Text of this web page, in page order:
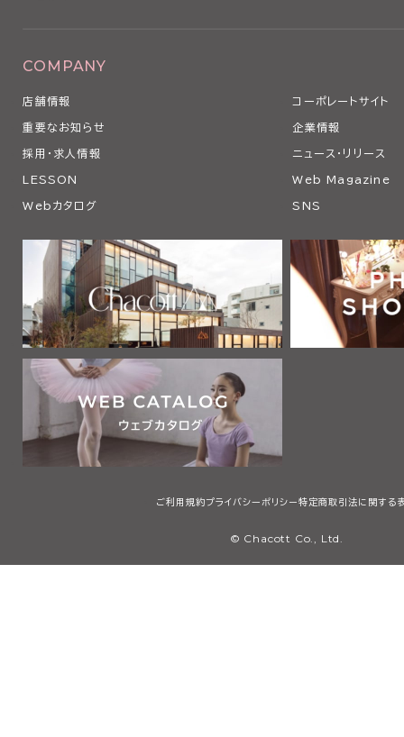
COMPANY
店舗情報 コーポレートサイト
重要なお知らせ 企業情報
採用・求人情報 ニュース・リリース
LESSON Web Magazine
Webカタログ SNS
ご利用規約プライバシーポリシー 特定商取引法に関する
© Chacott Co., Ltd.